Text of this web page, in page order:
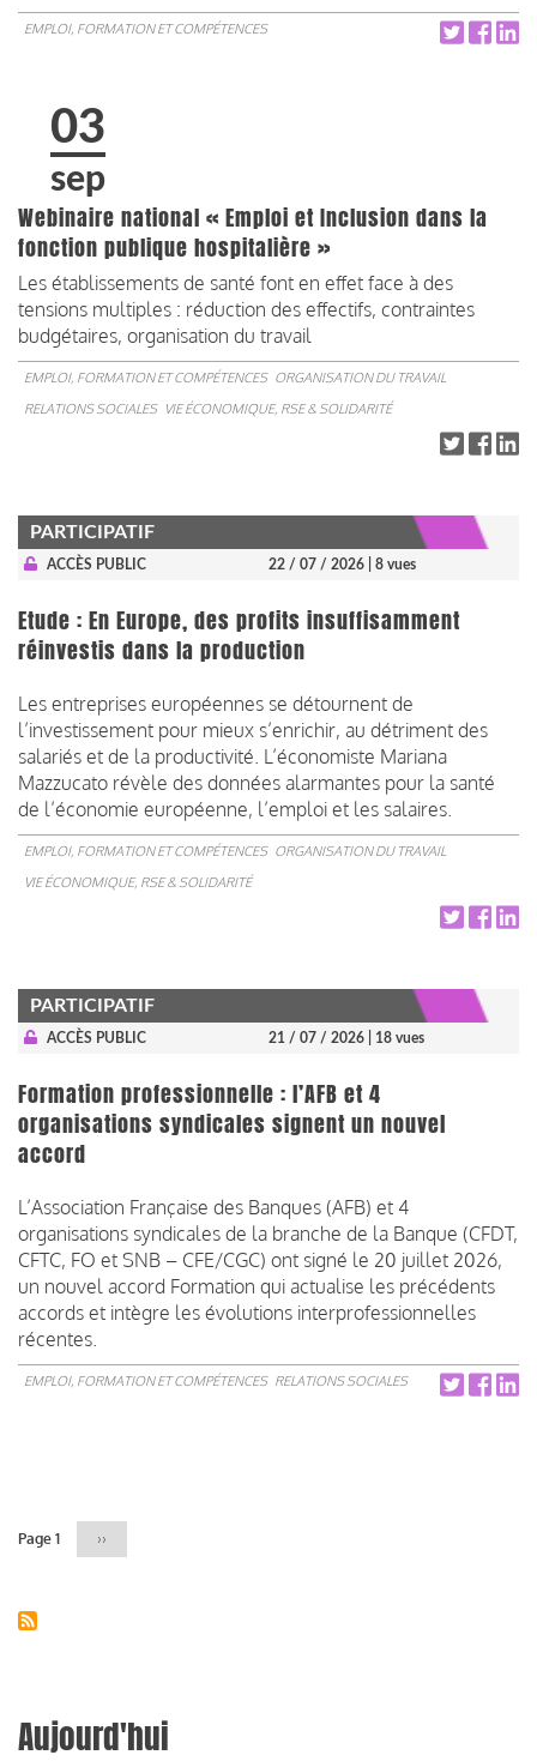
EMPLOI, FORMATION ET COMPÉTENCES
03
sep
Webinaire national « Emploi et Inclusion dans la
fonction publique hospitalière »
Les établissements de santé font en effet face à des
tensions multiples : réduction des effectifs, contraintes
budgétaires, organisation du travail
EMPLOI, FORMATION ET COMPÉTENCES ORGANISATION DU TRAVAIL
RELATIONS SOCIALES VIE ÉCONOMIQUE, RSE & SOLIDARITÉ
PARTICIPATIF
ACCÈS PUBLIC 22 / 07 / 2026 | 8 vues
Etude : En Europe, des profits insuffisamment
réinvestis dans la production
Les entreprises européennes se détournent de
l’investissement pour mieux s’enrichir, au détriment des
salariés et de la productivité. L’économiste Mariana
Mazzucato révèle des données alarmantes pour la santé
de l’économie européenne, l’emploi et les salaires.
EMPLOI, FORMATION ET COMPÉTENCES ORGANISATION DU TRAVAIL
VIE ÉCONOMIQUE, RSE & SOLIDARITÉ
PARTICIPATIF
ACCÈS PUBLIC 21 / 07 / 2026 | 18 vues
Formation professionnelle : l’AFB et 4
organisations syndicales signent un nouvel
accord
L’Association Française des Banques (AFB) et 4
organisations syndicales de la branche de la Banque (CFDT,
CFTC, FO et SNB – CFE/CGC) ont signé le 20 juillet 2026,
un nouvel accord Formation qui actualise les précédents
accords et intègre les évolutions interprofessionnelles
récentes.
EMPLOI, FORMATION ET COMPÉTENCES RELATIONS SOCIALES
Page 1
Page
››
Aujourd'hui